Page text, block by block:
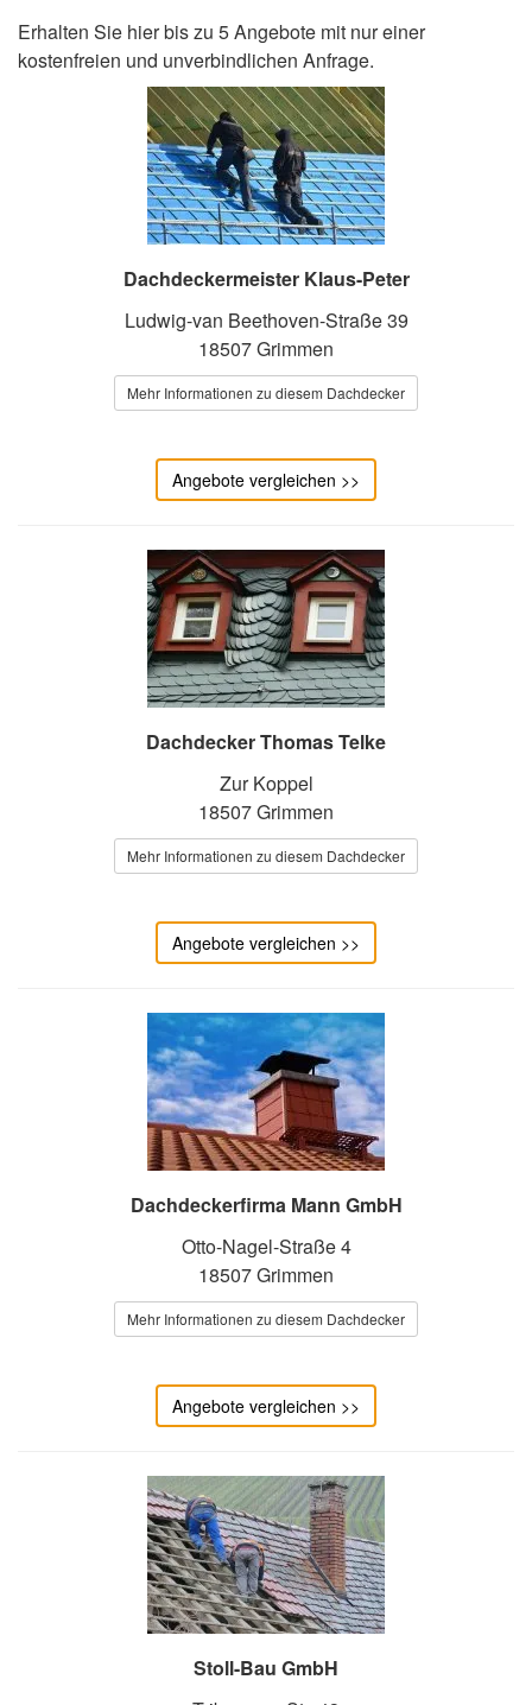
Erhalten Sie hier bis zu 5 Angebote mit nur einer
kostenfreien und unverbindlichen Anfrage.
Dachdeckermeister Klaus-Peter
Ludwig-van Beethoven-Straße 39
18507 Grimmen
Mehr Informationen zu diesem Dachdecker
Angebote vergleichen >>
Dachdecker Thomas Telke
Zur Koppel
18507 Grimmen
Mehr Informationen zu diesem Dachdecker
Angebote vergleichen >>
Dachdeckerfirma Mann GmbH
Otto-Nagel-Straße 4
18507 Grimmen
Mehr Informationen zu diesem Dachdecker
Angebote vergleichen >>
Stoll-Bau GmbH